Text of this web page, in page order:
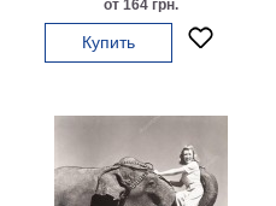
холсте
от 164 грн.
Купить